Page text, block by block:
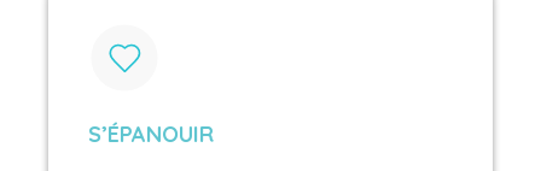
S’ÉPANOUIR